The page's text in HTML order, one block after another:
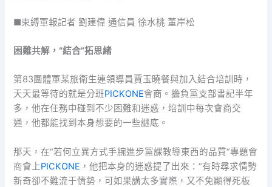
■束縛軍報記者 劉建偉 通信員 徐水桃 董岸松
困難共解，“結合”拓思緒
第83團體軍某旅衛生連領導員賈玉曉餐與加入結合培訓時，
天天最等待的就是分班PICKONE會商。擔負黨支部書記半年
多，他在任務中碰到不少困難和迷惑，培訓中每次會商交
通，他都能找到本身想要的一些謎底。
那天，在“若何立異方式手腕進步黨課教導東西的品質”專題會
商會上PICKONE ，他把本身的迷惑提了出來：“有時尋求情勢
新奇卻不難流于情勢，可如果講太多實際，又不免顯得死板